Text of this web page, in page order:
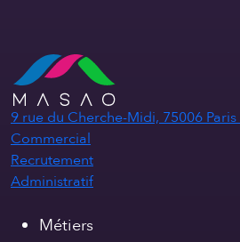
9 rue du Cherche-Midi, 75006 Paris
Commercial
Recrutement
Administratif
Métiers